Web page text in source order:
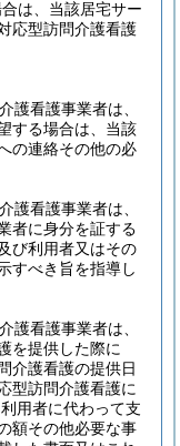
は、当該居宅サー
応型訪問介護看護
護看護事業者は、
する場合は、当該
の連絡その他の必
護看護事業者は、
者に身分を証する
び利用者又はその
すべき旨を指導し
護看護事業者は、
を提供した際に
介護看護の提供日
型訪問介護看護に
用者に代わって支
額その他必要な事